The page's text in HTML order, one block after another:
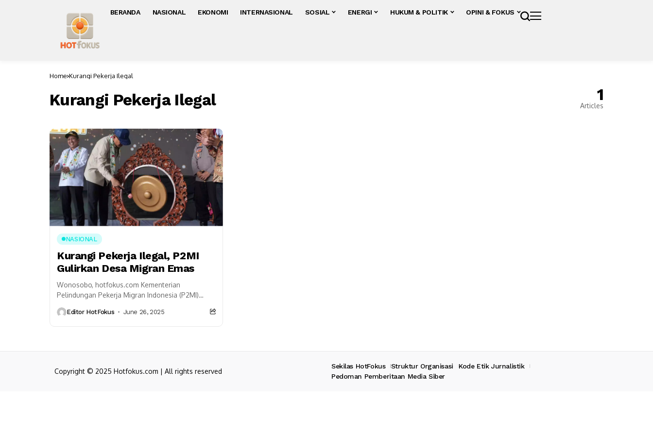
BERANDA NASIONAL EKONOMI INTERNASIONAL SOSIAL ENERGI HUKUM & POLITIK OPINI & FOKUS
Home Kurangi Pekerja Ilegal
Kurangi Pekerja Ilegal 1
Articles
NASIONAL
Kurangi Pekerja Ilegal, P2MI
Gulirkan Desa Migran Emas
Wonosobo, hotfokus.com Kementerian
Pelindungan Pekerja Migran Indonesia (P2MI)
migran ke luar negeri secara ilegal dengan
Editor HotFokus June 26, 2025
Copyright © 2025 Hotfokus.com | All rights reserved
Sekilas HotFokus Struktur Organisasi
Kode Etik Jurnalistik
Pedoman Pemberitaan Media Siber